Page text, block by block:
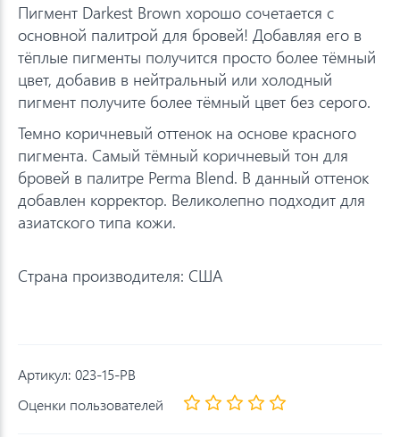
Пигмент Darkest Brown хорошо сочетается с
основной палитрой для бровей! Добавляя его в
тёплые пигменты получится просто более тёмный
цвет, добавив в нейтральный или холодный
пигмент получите более тёмный цвет без серого.
Темно коричневый оттенок на основе красного
пигмента. Самый тёмный коричневый тон для
бровей в палитре Perma Blend. В данный оттенок
добавлен корректор. Великолепно подходит для
азиатского типа кожи.
Страна производителя: США
Артикул: 023-15-PB
Оценки пользователей